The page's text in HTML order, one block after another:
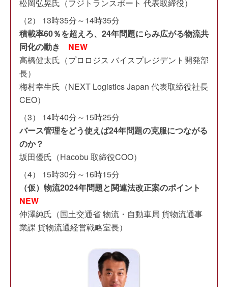
松岡弘晃氏（フジトランスポート 代表取締役）
（2） 13時35分～14時35分
積載率60％を超えろ、24年問題にらみ広がる物流共
同化の動き
NEW
高橋健太氏（プロロジス バイスプレジデント開発部
長）
梅村幸生氏（NEXT Logistics Japan 代表取締役社長
CEO）
（3） 14時40分～15時25分
バース管理をどう使えば24年問題の克服につながる
のか？
坂田優氏（Hacobu 取締役COO）
（4） 15時30分～16時15分
（仮）物流2024年問題と関連法改正案のポイント
NEW
仲澤純氏（国土交通省 物流・自動車局 貨物流通事
業課 貨物流通経営戦略室長）